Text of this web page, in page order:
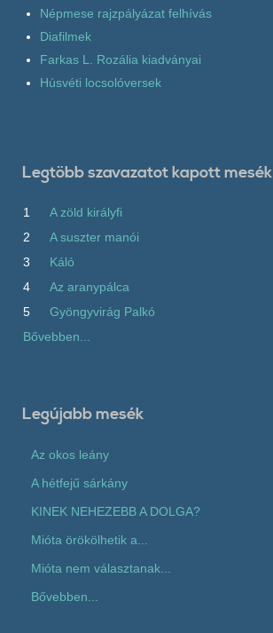
Népmese rajzpályázat felhívás
Diafilmek
Farkas L. Rozália kiadványai
Húsvéti locsolóversek
Legtöbb szavazatot kapott mesék
1
A zöld királyfi
2
A suszter manói
3
Káló
4
Az aranypálca
5
Gyöngyvirág Palkó
Bővebben...
Legújabb mesék
Az okos leány
A hétfejű sárkány
KINEK NEHEZEBB A DOLGA?
Mióta örökölhetik a...
Mióta nem választanak...
Bővebben...